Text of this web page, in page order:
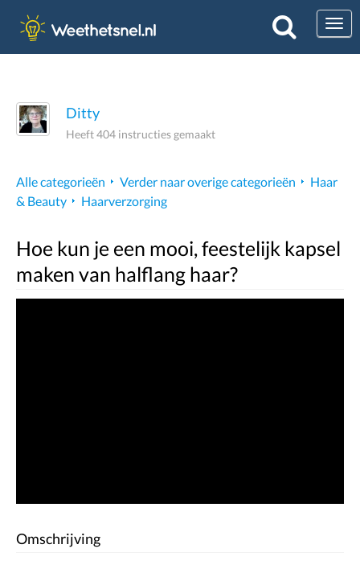
Ditty
Heeft 404 instructies gemaakt
Alle categorieën Verder naar overige categorieën
Haar
& Beauty
Haarverzorging
Hoe kun je een mooi, feestelijk kapsel
maken van halflang haar?
Omschrijving